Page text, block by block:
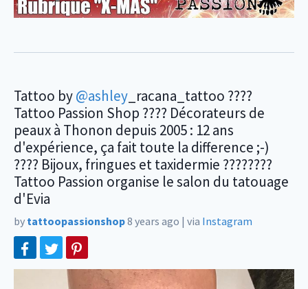
Tattoo by@ashley _racana_tattoo ????
Tattoo Passion Shop ???? Décorateurs de
peaux à Thonon depuis 2005 : 12 ans
d'expérience, ça fait toute la difference ;-)
???? Bijoux, fringues et taxidermie ????????
Tattoo Passion organise le salon du tatouage
d'Evia
by tattoopassionshop8 years ago | via Instagram